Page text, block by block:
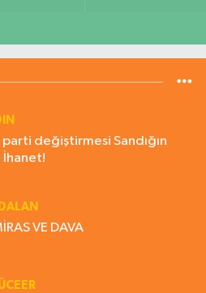
değiştirmesi Sandığın
İhanet!
VE DAVA